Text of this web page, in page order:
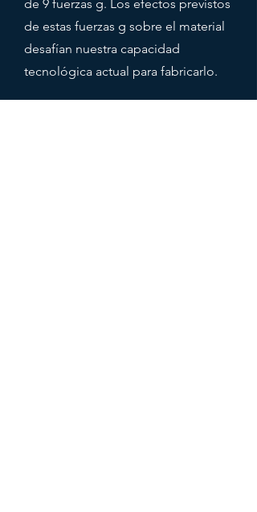
de 9 fuerzas g. Los efectos previstos
de estas fuerzas g sobre el material
desafían nuestra capacidad
tecnológica actual para fabricarlo.